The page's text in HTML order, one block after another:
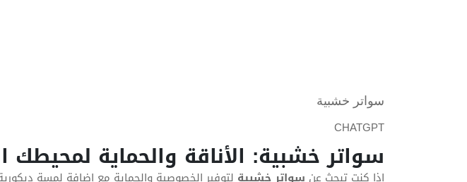
سواتر خشبية
CHATGPT
سواتر خشبية: الأناقة والحماية لمحيطك
إذا كنت تبحث عن سواتر خشبية لتوفير الخصوصية والحماية مع إضافة لمسة